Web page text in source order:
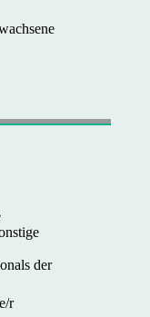
der
r